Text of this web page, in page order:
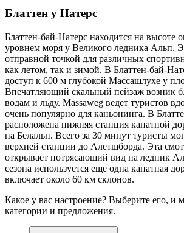
Блаттен у Натерс
Блаттен-бай-Натерс находится на высоте
уровнем моря у Великого ледника Альп.
отправной точкой для различных
как летом, так и зимой. В Блаттен-бай-
доступ к 600 м глубокой Массашлухе у
Впечатляющий скальный пейзаж возник
водам и льду. Massaweg ведет туристов
очень популярно для каньонинга. В
расположена нижняя станция канатной
на Белальп. Всего за 30 минут туристы
верхней станции до Алетшборда. Эта
открывает потрясающий вид на ледник
сезона используется еще одна канатная
включает около 60 км склонов.
Какое у вас настроение? Выберите его, и
категории и предложения.